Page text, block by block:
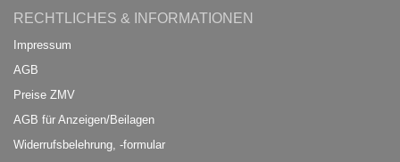
RECHTLICHES & INFORMATIONEN
Impressum
AGB
Preise ZMV
AGB für Anzeigen/Beilagen
Widerrufsbelehrung, -formular